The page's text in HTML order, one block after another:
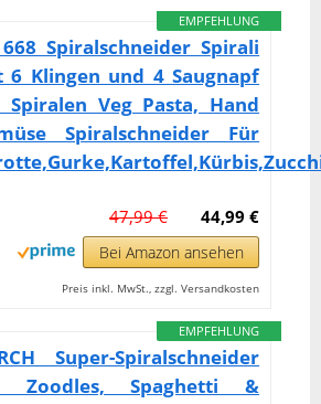
EMPFEHLUNG
668 Spiralschneider Spirali
6 Klingen und 4 Saugnapf
Veg Pasta, Hand
Spiralschneider Für
44,99 €
47,99 €
Bei Amazon ansehen
Preis inkl. MwSt., zzgl. Versandkosten
EMPFEHLUNG
Super-Spiralschneider
Zoodles, Spaghetti &